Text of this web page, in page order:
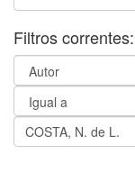
Filtros correntes: